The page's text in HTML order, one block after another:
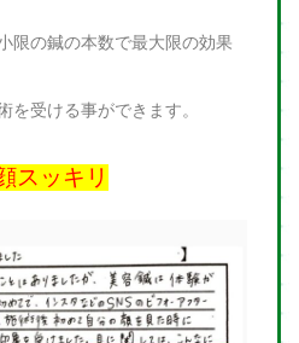
限の鍼の本数で最大限の効果
を受ける事ができます。
スッキリ